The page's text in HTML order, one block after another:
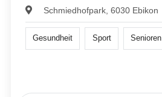
Schmiedhofpark, 6030 Ebikon
Gesundheit Sport Senioren